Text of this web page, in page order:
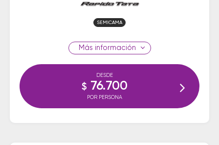
SEMICAMA
información
DESDE
$ 76.700
POR PERSONA